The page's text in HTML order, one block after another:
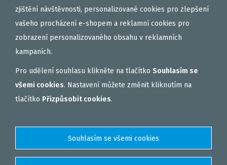
BIŽUTERIE NA MONTÁŽE
DÁRKOVÝ POUKAZ, DÁRKOVÁ KAZETA
AKČNÍ SETY
VNADÍCÍ, KRMÍTKOVÉ SMĚSI
PVA PUNČOCHY A SÁČKY
zjištění návštěvnosti, personalizované cookies pro zlepšení
vašeho procházení e-shopem a reklamní cookies pro
zobrazení personalizovaného obsahu v reklamních
kampaních.
Pro udělení souhlasu klikněte na tlačítko Souhlasím se
všemi cookies. Nastavení můžete změnit kliknutím na
tlačítko Přizpůsobit cookies.